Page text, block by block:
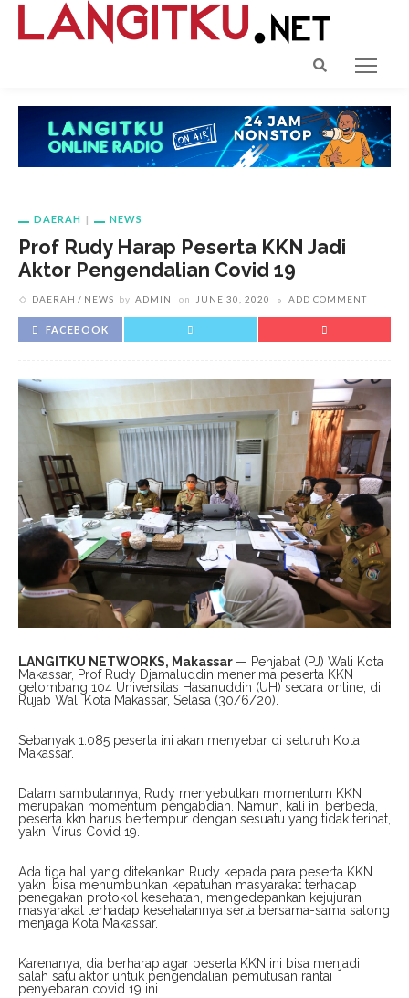
DAERAH NEWS
Prof Rudy Harap Peserta KKN Jadi
Aktor Pengendalian Covid 19
DAERAH NEWS by ADMIN on JUNE 30, 2020 ADD COMMENT
FACEBOOK
LANGITKU NETWORKS, Makassar — Penjabat (PJ) Wali Kota
Makassar, Prof Rudy Djamaluddin menerima peserta KKN
gelombang 104 Universitas Hasanuddin (UH) secara online, di
Rujab Wali Kota Makassar, Selasa (30/6/20).
Sebanyak 1.085 peserta ini akan menyebar di seluruh Kota
Makassar.
Dalam sambutannya, Rudy menyebutkan momentum KKN
merupakan momentum pengabdian. Namun, kali ini berbeda,
peserta kkn harus bertempur dengan sesuatu yang tidak terihat,
yakni Virus Covid 19.
Ada tiga hal yang ditekankan Rudy kepada para peserta KKN
yakni bisa menumbuhkan kepatuhan masyarakat terhadap
penegakan protokol kesehatan, mengedepankan kejujuran
masyarakat terhadap kesehatannya serta bersama-sama salong
menjaga Kota Makassar.
Karenanya, dia berharap agar peserta KKN ini bisa menjadi
salah satu aktor untuk pengendalian pemutusan rantai
penyebaran covid 19 ini.